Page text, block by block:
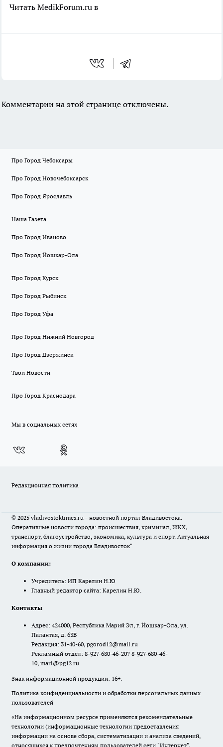
Читать MedikForum.ru в
Комментарии на этой странице отключены.
Про Город Чебоксары
Про Город Новочебоксарск
Про Город Ярославль
Наша Газета
Про Город Иваново
Про Город Йошкар-Ола
Про Город Курск
Про Город Рыбинск
Про Город Уфа
Про Город Нижний Новгород
Про Город Дзержинск
Твои Новости
Про Город Краснодара
Мы в социальных сетях
Редакционная политика
© 2025 vladivostoktimes.ru - новостной портал Владивостока.
Оперативные новости города: происшествия, криминал, ЖКХ,
транспорт, благоустройство, экономика, культура и спорт. Актуальная
информация о жизни города Владивосток"
О компании:
Учредитель: ИП Карелин Н.Ю
Главный редактор сайта: Карелин Н.Ю.
Контакты
Адрес: 424000, Республика Марий Эл, г. Йошкар-Ола, ул.
Палантая, д. 63В
Редакция: 31-40-60, pgorod12@mail.ru
Рекламный отдел: 8-927-680-46-20? 8-927-680-46-
10, mari@pg12.ru
Знак информационной продукции: 16+.
Политика конфиденциальности и обработки персональных данных
пользователей
«На информационном ресурсе применяются рекомендательные
технологии (информационные технологии предоставления
информации на основе сбора, систематизации и анализа сведений,
относящихся к предпочтениям пользователей сети "Интернет",